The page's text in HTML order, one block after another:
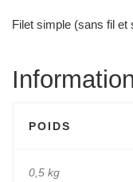
Filet simple (sans fil et
POIDS
0,5 kg